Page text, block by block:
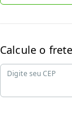
Calcule o
Digite seu CEP